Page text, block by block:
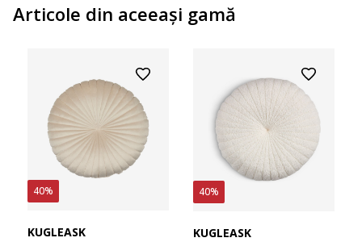
Articole din aceeaşi gamă
40%
KUGLEASK
40%
KUGLEASK